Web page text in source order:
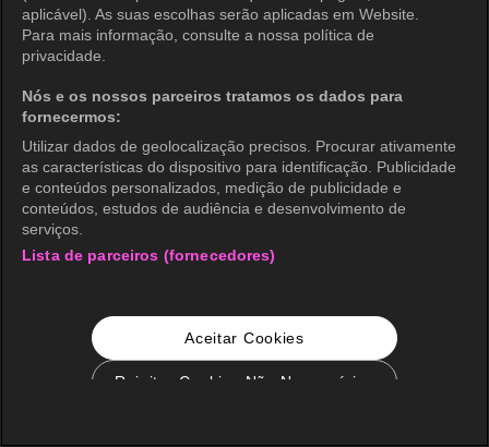
aplicável). As suas escolhas serão aplicadas em Website.
Para mais informação, consulte a nossa política de
privacidade.
Nós e os nossos parceiros tratamos os dados para
fornecermos:
Utilizar dados de geolocalização precisos. Procurar ativamente
as características do dispositivo para identificação. Publicidade
e conteúdos personalizados, medição de publicidade e
conteúdos, estudos de audiência e desenvolvimento de
serviços.
Lista de parceiros (fornecedores)
Aceitar Cookies
Rejeitar Cookies Não Necessários